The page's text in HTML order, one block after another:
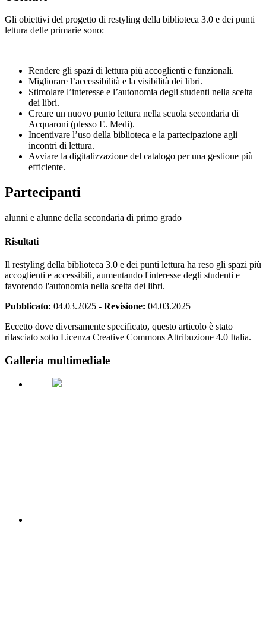
Gli obiettivi del progetto di restyling della biblioteca 3.0 e dei punti
lettura delle primarie sono:
Rendere gli spazi di lettura più accoglienti e funzionali.
Migliorare l’accessibilità e la visibilità dei libri.
Stimolare l’interesse e l’autonomia degli studenti nella scelta
dei libri.
Creare un nuovo punto lettura nella scuola secondaria di
Acquaroni (plesso E. Medi).
Incentivare l’uso della biblioteca e la partecipazione agli
incontri di lettura.
Avviare la digitalizzazione del catalogo per una gestione più
efficiente.
Partecipanti
alunni e alunne della secondaria di primo grado
Risultati
Il restyling della biblioteca 3.0 e dei punti lettura ha reso gli spazi più
accoglienti e accessibili, aumentando l'interesse degli studenti e
favorendo l'autonomia nella scelta dei libri.
Pubblicato: 04.03.2025 - Revisione: 04.03.2025
Eccetto dove diversamente specificato, questo articolo è stato
rilasciato sotto Licenza Creative Commons Attribuzione 4.0 Italia.
Galleria multimediale